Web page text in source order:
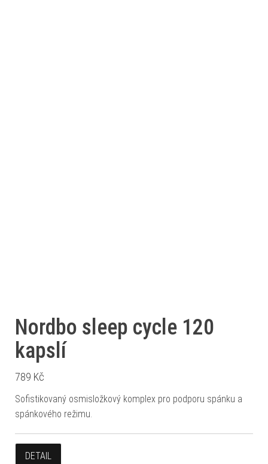
Nordbo sleep cycle 120
kapslí
789 Kč
Sofistikovaný osmisložkový komplex pro podporu spánku a
spánkového režimu.
DETAIL